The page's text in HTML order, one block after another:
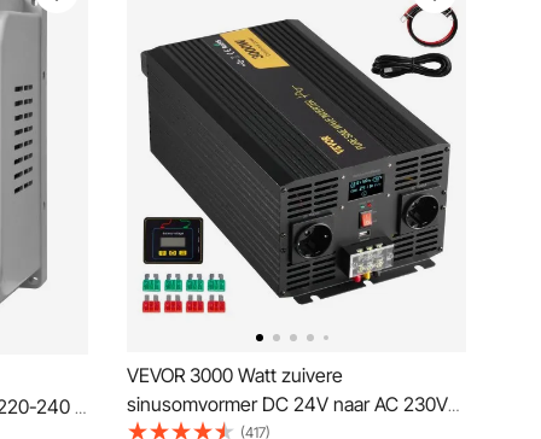
240 V
VEVOR 3000 Watt zuivere
sinusomvormer DC 24V naar AC 230V
auto-omvormer met USB-poort, LCD-
(417)